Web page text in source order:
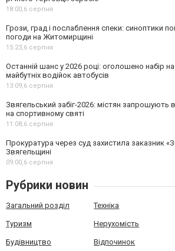
18:00,6 серпня
Грози, град і послаблення спеки: синоптики
погоди на Житомирщині
15:23,6 серпня
Останній шанс у 2026 році: оголошено набір
майбутніх водійок автобусів
13:09,6 серпня
Звягельський забіг-2026: містян запрошують
на спортивному святі
11:08,6 серпня
Прокуратура через суд захистила заказник
Звягельщині
09:00,6 серпня
Рубрики новин
Загальний розділ Техніка
Туризм Нерухомість
Будівництво Відпочинок